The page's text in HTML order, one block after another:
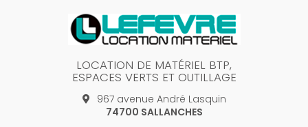
LOCATION DE MATÉRIEL BTP,
ESPACES VERTS ET OUTILLAGE
967 avenue André Lasquin
74700 SALLANCHES